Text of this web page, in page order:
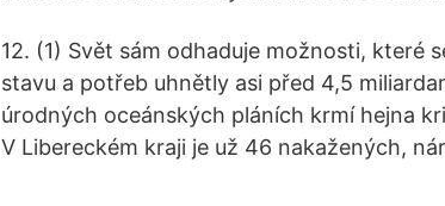
12. (1) Svět sám odhaduje možnosti, které
stavu a potřeb uhnětly asi před 4,5
úrodných oceánských pláních krmí hejna
V Libereckém kraji je už 46 nakažených,